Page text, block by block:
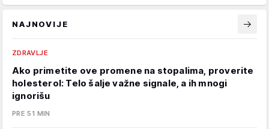
NAJNOVIJE
ZDRAVLJE
Ako primetite ove promene na stopalima, proverite
holesterol: Telo šalje važne signale, a ih mnogi
ignorišu
PRE 51 MIN